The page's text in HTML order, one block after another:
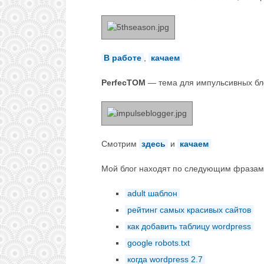
В работе качаем
PerfecTOM — тема для импульсивных
Смотрим здесь и качаем
Мой блог находят по следующим фразам
adult шаблон
рейтинг самых красивых сайтов
как добавить таблицу wordpress
google robots.txt
когда wordpress 2.7